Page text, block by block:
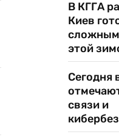
В КГГА
Киев
сложным
этой
Сегодня
связи и